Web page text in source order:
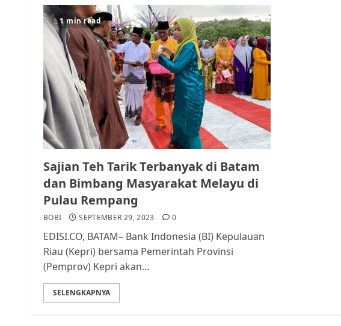
1 min read
Sajian Teh Tarik Terbanyak di Batam
dan Bimbang Masyarakat Melayu di
Pulau Rempang
BOBI SEPTEMBER 29, 2023 0
EDISI.CO, BATAM– Bank Indonesia (BI) Kepulauan
Riau (Kepri) bersama Pemerintah Provinsi
(Pemprov) Kepri akan...
SELENGKAPNYA